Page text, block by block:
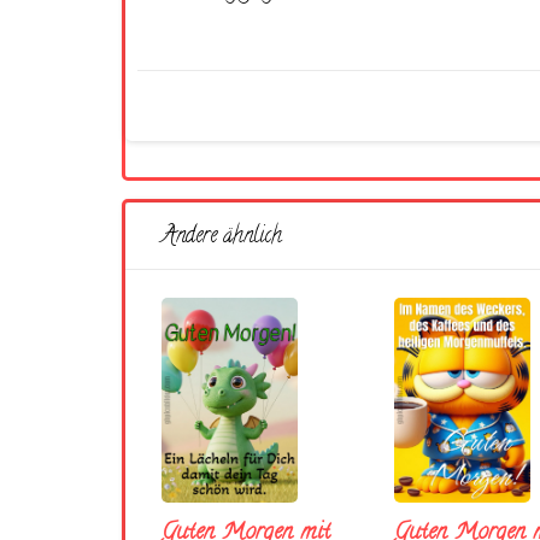
Andere ähnlich
Guten Morgen mit
Guten Morgen